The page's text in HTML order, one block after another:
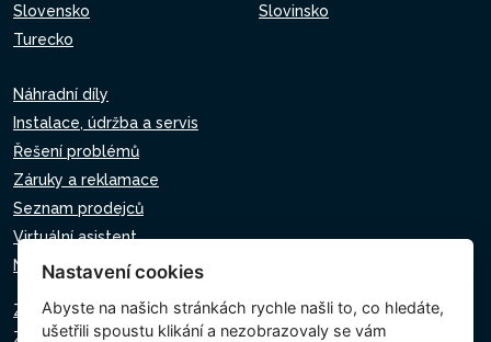
Slovensko
Slovinsko
Turecko
Náhradní díly
Instalace, údržba a servis
Řešení problémů
Záruky a reklamace
Seznam prodejců
Virtuální asistent
Napište nám
Zásady ochrany osobních údajů
Zásady používání souborů cookie
Nastavení cookies
Abyste na našich stránkách rychle našli to, co hledáte,
ušetřili spoustu klikání a nezobrazovaly se vám